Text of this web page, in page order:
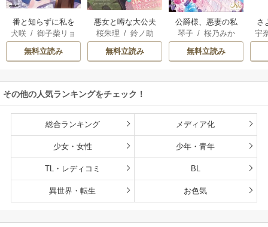
番と知らずに私を
買った純愛こじら
せ騎士団長に運命
の愛を捧げられま
犬咲 /御子柴リョ
ウ
無料立読み
悪女と噂な大公夫
人は今日も胃が痛
い～政略結婚の先
には夫の激重愛が
桜朱理 / 鈴ノ助
無料立読み
公爵様、悪妻の私
はもう放っておい
てください
琴子/ 桜乃みか
無料立読み
さ
者
宇
その他の人気ランキングをチェック！
総合ランキング メディア化
少女・女性 少年・青年
TL・レディコミ BL
異世界・転生 お色気